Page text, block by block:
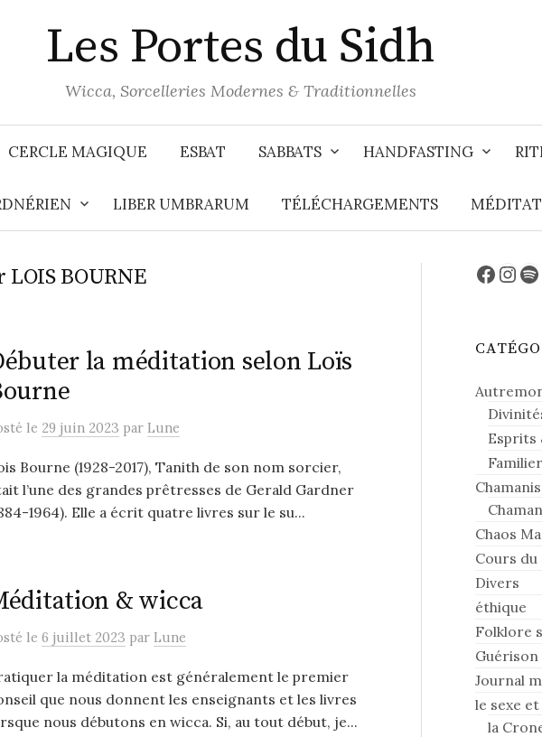
Les Portes du Sidh
Wicca, Sorcelleries Modernes & Traditionnelles
CERCLE MAGIQUE ESBAT SABBATS HANDFASTING
LIBER UMBRARUM TÉLÉCHARGEMENTS
LOIS BOURNE
la méditation selon Loïs
le 29 juin 2023 par Lune
Bourne (1928-2017), Tanith de son nom sorcier,
l’une des grandes prêtresses de Gerald Gardner
1964). Elle a écrit quatre livres sur le su...
& wicca
le 6 juillet 2023 par Lune
la méditation est généralement le premier
que nous donnent les enseignants et les livres
nous débutons en wicca. Si, au tout début, je...
Esprits
Chaos
Cours du
Divers
éthique
Folklore
Guérison
Journal
le sexe
la